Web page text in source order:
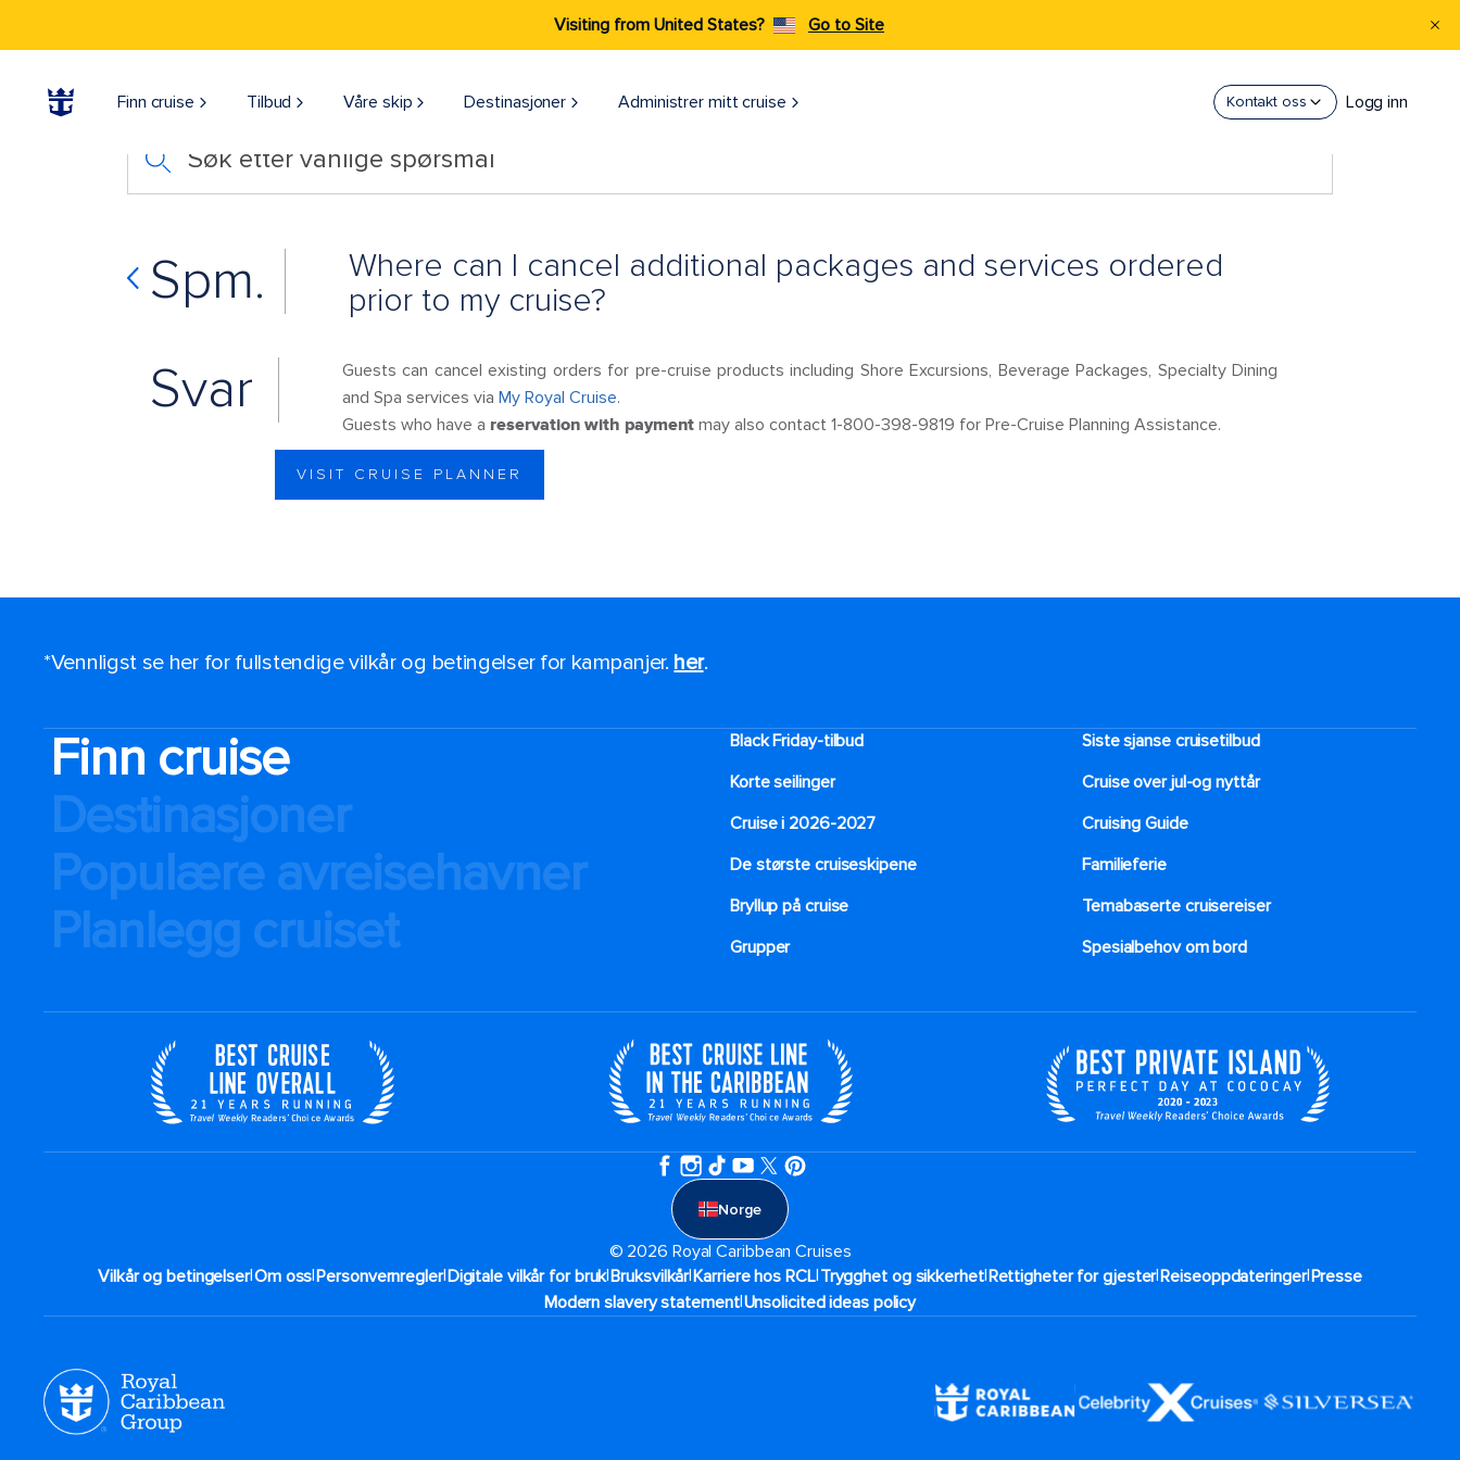
Visiting from United States? Go to Site
Finn cruise Tilbud Våre skip Destinasjoner Administrer mitt cruise Kontakt oss Logg inn
Søk etter vanlige spørsmål
Spm.
Where can I cancel additional packages and services ordered
prior to my cruise?
Svar
Guests can cancel existing orders for pre-cruise products including Shore Excursions, Beverage Packages, Specialty Dining
and Spa services via My Royal Cruise.
Guests who have a reservation with payment may also contact 1-800-398-9819 for Pre-Cruise Planning Assistance.
VISIT CRUISE PLANNER
*Vennligst se her for fullstendige vilkår og betingelser for kampanjer. her.
Finn cruise
Destinasjoner
Populære avreisehavner
Planlegg cruiset
Black Friday-tilbud
Siste sjanse cruisetilbud
Korte seilinger
Cruise over jul-og nyttår
Cruise i 2026-2027
Cruising Guide
De største cruiseskipene
Familieferie
Bryllup på cruise
Temabaserte cruisereiser
Grupper
Spesialbehov om bord
Norge
© 2026 Royal Caribbean Cruises
Vilkår og betingelser|Om oss|Personvernregler|Digitale vilkår for bruk|Bruksvilkår|Karriere hos RCL|Trygghet og sikkerhet​|Rettigheter for gjester|Reiseoppdateringer|Presse
Modern slavery statement|Unsolicited ideas policy